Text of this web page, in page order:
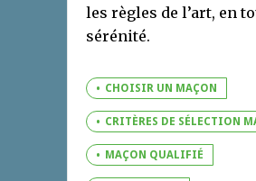
les règles de l’art, en
sérénité.
CHOISIR UN MAÇON
CRITÈRES DE SÉLECTION
MAÇON QUALIFIÉ